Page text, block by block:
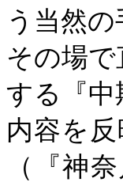
う当然
その場
する『中
内容を
（『神